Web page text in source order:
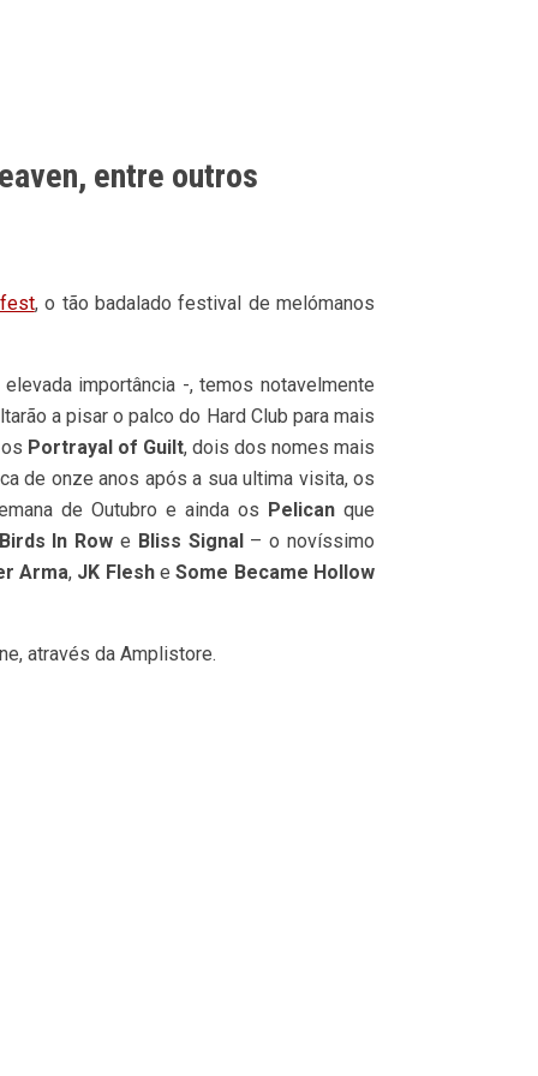
entre outros
, o tão badalado festival de melómanos
importância -, temos notavelmente
a pisar o palco do Hard Club para mais
Portrayal of Guilt, dois dos nomes mais
de onze anos após a sua ultima visita, os
de Outubro e ainda os Pelican que
In Row e Bliss Signal– o novíssimo
Arma, JK FlesheSome Became Hollow
através da Amplistore.